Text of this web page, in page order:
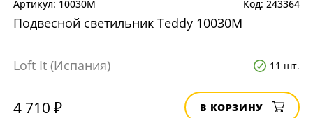
10030M 243364
Подвесной светильник Teddy 10030M
Loft It (Испания) 11 шт.
4 710 ₽ В КОРЗИНУ